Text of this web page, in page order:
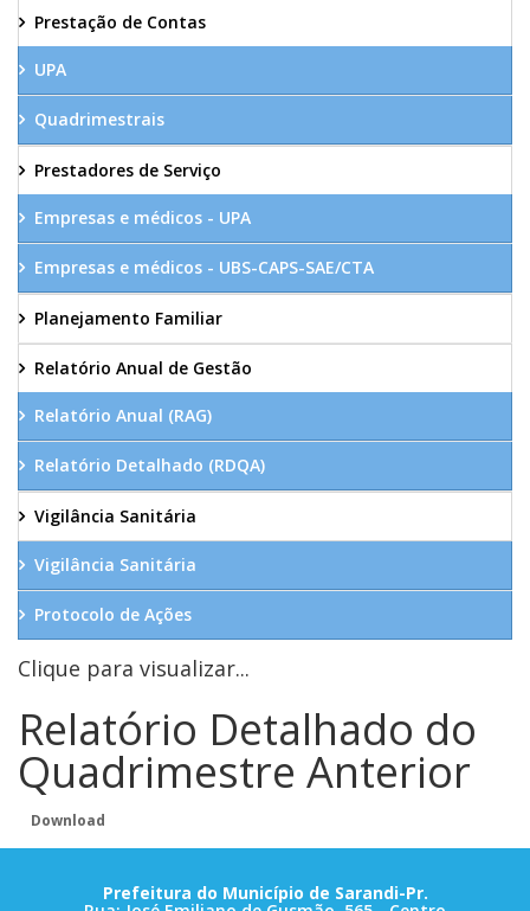
Prestação de Contas
UPA
Quadrimestrais
Prestadores de Serviço
Empresas e médicos - UPA
Empresas e médicos - UBS-CAPS-SAE/CTA
Planejamento Familiar
Relatório Anual de Gestão
Relatório Anual (RAG)
Relatório Detalhado (RDQA)
Vigilância Sanitária
Vigilância Sanitária
Protocolo de Ações
Clique para visualizar...
Relatório Detalhado do
Quadrimestre Anterior
Download
Prefeitura do Município de Sarandi-Pr.